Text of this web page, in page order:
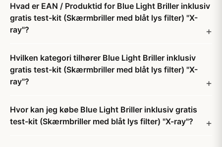
Hvad er EAN / Produktid for Blue Light Briller inklusiv
gratis test-kit (Skærmbriller med blåt lys filter) "X-
ray"?
Hvilken kategori tilhører Blue Light Briller inklusiv
gratis test-kit (Skærmbriller med blåt lys filter) "X-
ray"?
Hvor kan jeg købe Blue Light Briller inklusiv gratis
test-kit (Skærmbriller med blåt lys filter) "X-ray"?